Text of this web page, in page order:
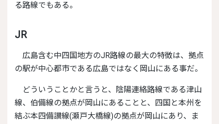
る路線でもある。
JR
広島含む中四国地方のJR路線の最大の特徴は、拠点
の駅が中心都市である広島ではなく岡山にある事だ。
どういうことかと言うと、陰陽連絡路線である津山
線、伯備線の拠点が岡山にあることと、四国と本州を
結ぶ本四備讃線(瀬戸大橋線)の拠点が岡山にあり、ま